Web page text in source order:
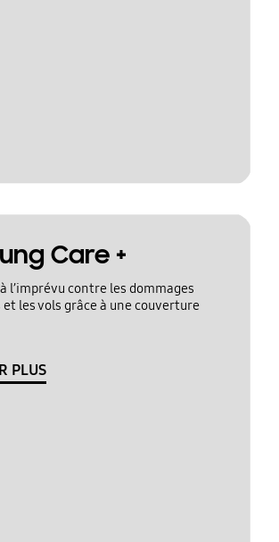
Care +
l’imprévu contre les dommages
les vols grâce à une couverture
PLUS